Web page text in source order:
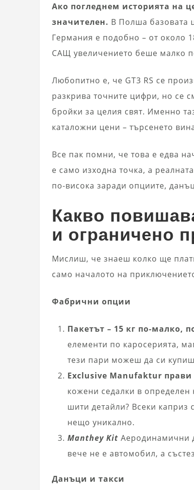
Ако погледнем историята на
значителен. В Полша базовата
Германия е подобно – от около
САЩ увеличението беше малко
Любопитно е, че GT3 RS се
разкрива точните цифри, но се
бройки за целия свят. Именно
каталожни цени – търсенето
Все пак помни, че това е едва
е само изходна точка, а
по-висока заради опциите,
Какво
и ограничено
Мислиш, че знаеш колко ще
само началото на
Фабрични опции
Пакетът – 15 кг по-малко,
елементи по каросерията,
тези пари можеш да си
Exclusive Manufaktur прави
кожени седалки в
шити детайли? Всеки каприз
нещо уникално.
Manthey Kit Аеродинамични
вече не е автомобил, а
Данъци и такси